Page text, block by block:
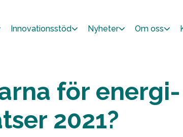
Innovationsstöd Nyheter Om oss
för energi-
2021?